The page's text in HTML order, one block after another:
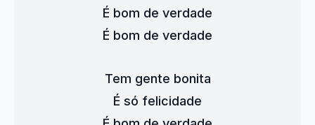
É bom de verdade
É bom de verdade
Tem gente bonita
É só felicidade